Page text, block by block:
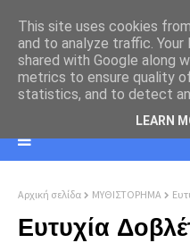
Αρχική σελίδα ΜΥΘΙΣΤΟΡΗΜΑ
Ευτυχία
This site uses cookies
and to analyze traffic.
shared with Google along
metrics to ensure quality
statistics, and to detect
LEARN